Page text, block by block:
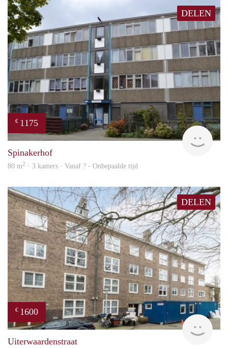
DELEN
€ 1175
Spinakerhof
80 m2 · 3 kamers · Vanaf ? - Onbepaalde tijd
DELEN
€ 1600
Uiterwaardenstraat